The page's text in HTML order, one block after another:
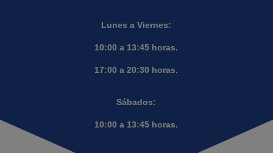
Lunes a Viernes:
10:00 a 13:45 horas.
17:00 a 20:30 horas.
Sábados:
10:00 a 13:45 horas.